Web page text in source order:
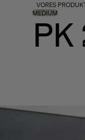
VORES
MEDIUM